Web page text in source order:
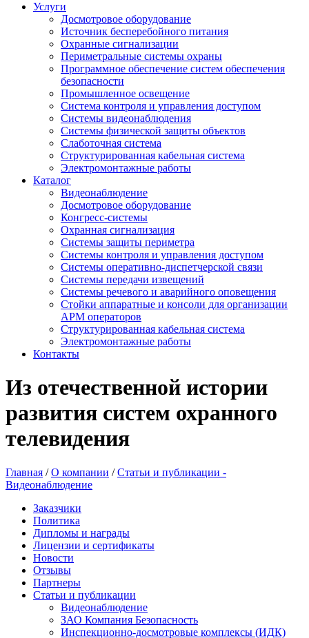
Услуги
Досмотровое оборудование
Источник бесперебойного питания
Охранные сигнализации
Периметральные системы охраны
Программное обеспечение систем обеспечения
безопасности
Промышленное освещение
Система контроля и управления доступом
Системы видеонаблюдения
Системы физической защиты объектов
Слаботочная система
Структурированная кабельная система
Электромонтажные работы
Каталог
Видеонаблюдение
Досмотровое оборудование
Конгресс-системы
Охранная сигнализация
Системы защиты периметра
Системы контроля и управления доступом
Системы оперативно-диспетчерской связи
Системы передачи извещений
Системы речевого и аварийного оповещения
Стойки аппаратные и консоли для организации
АРМ операторов
Структурированная кабельная система
Электромонтажные работы
Контакты
Из отечественной истории
развития систем охранного
телевидения
Главная /О компании /Статьи и публикации -
Видеонаблюдение
Заказчики
Политика
Дипломы и награды
Лицензии и сертификаты
Новости
Отзывы
Партнеры
Статьи и публикации
Видеонаблюдение
ЗАО Компания Безопасность
Инспекционно-досмотровые комплексы (ИДК)